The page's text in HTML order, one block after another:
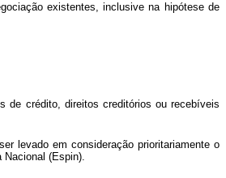
existentes, inclusive na hipótese de
de crédito, direitos creditórios ou recebíveis
levado em consideração prioritariamente o
Nacional (Espin).